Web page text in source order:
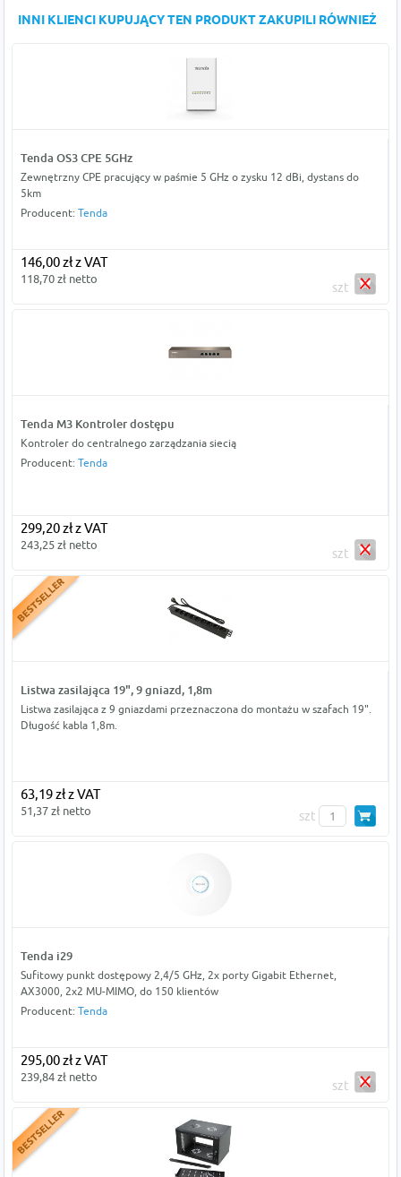
INNI KLIENCI KUPUJĄCY TEN PRODUKT ZAKUPILI RÓWNIEŻ
Tenda OS3 CPE 5GHz
Zewnętrzny CPE pracujący w paśmie 5 GHz o zysku 12 dBi, dystans do
5km
Producent: Tenda
146,00 zł z VAT
118,70 zł netto
szt
Tenda M3 Kontroler dostępu
Kontroler do centralnego zarządzania siecią
Producent: Tenda
299,20 zł z VAT
243,25 zł netto
szt
Listwa zasilająca 19", 9 gniazd, 1,8m
Listwa zasilająca z 9 gniazdami przeznaczona do montażu w szafach 19".
Długość kabla 1,8m.
63,19 zł z VAT
51,37 zł netto szt
Tenda i29
Sufitowy punkt dostępowy 2,4/5 GHz, 2x porty Gigabit Ethernet,
AX3000, 2x2 MU-MIMO, do 150 klientów
Producent: Tenda
295,00 zł z VAT
239,84 zł netto
szt